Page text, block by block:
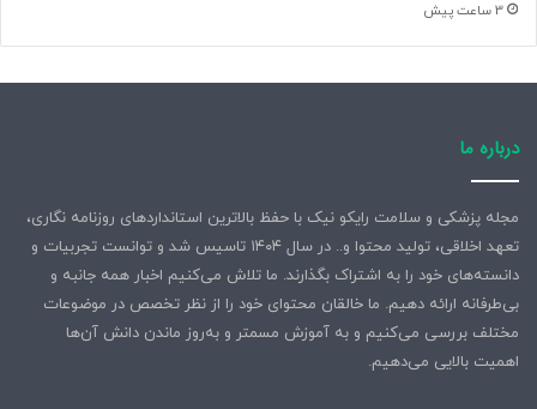
3 ساعت پیش
درباره ما
مجله پزشکی و سلامت رایکو نیک با حفظ بالاترین استانداردهای روزنامه نگاری،
تعهد اخلاقی، تولید محتوا و.. در سال ۱۴۰۴ تاسیس شد و توانست تجربیات و
دانسته‌های خود را به اشتراک بگذارند. ما تلاش می‌کنیم اخبار همه جانبه و
بی‌طرفانه ارائه دهیم. ما خالقان محتوای خود را از نظر تخصص در موضوعات
مختلف بررسی می‌کنیم و به آموزش مسمتر و به‌روز ماندن دانش آن‌ها
اهمیت بالایی می‌دهیم.